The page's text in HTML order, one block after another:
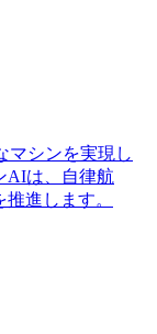
マシンを実現し
AIは、自律航
進します。